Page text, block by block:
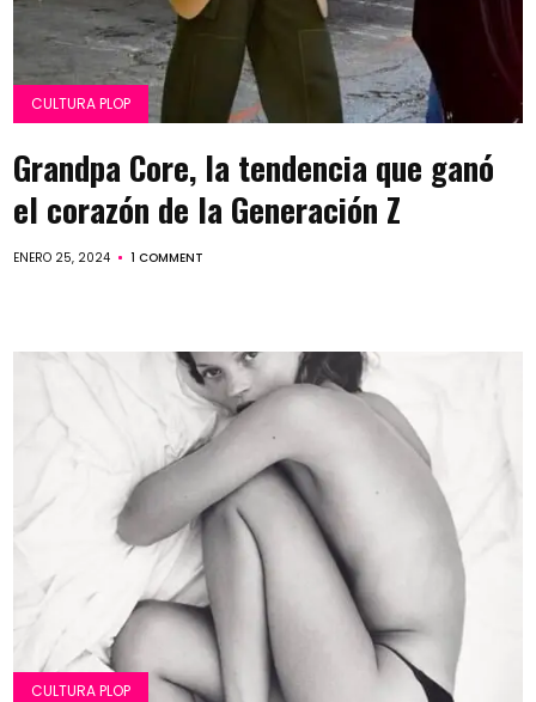
CULTURA PLOP
Grandpa Core, la tendencia que ganó
el corazón de la Generación Z
ENERO 25, 2024 1 COMMENT
CULTURA PLOP